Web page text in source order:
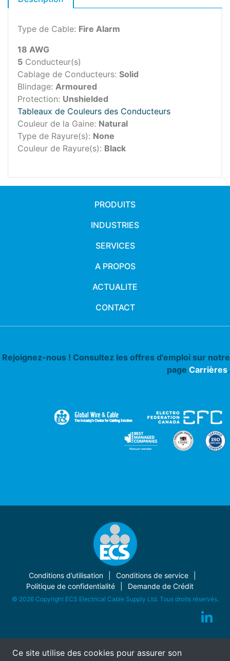
Type de Cable: Fire Alarm
18 AWG
5 Conducteur(s)
Cablage de Conducteurs: Solid
Blindage: Armoured
Protection: Unshielded
Tableaux de Couleurs des Conducteurs
Couleur de la Gaine: Natural
Type de Rayure(s): None
Couleur de Rayure(s): Black
Ce site utilise des cookies pour assurer son
PRODUITS
INDUSTRIES
SERVICES
A PROPOS
ACTUALITE
CONTACT
Rejoignez-nous ! Consultez les offres d'emploi sur notre
page Carrières.
Conditions d’utilisation
Conditions de service
Politique de confidentialité
Demande de Crédit
© 2026 Copyright ECS Electrical Cable Supply Ltd. Tous droits réservés.